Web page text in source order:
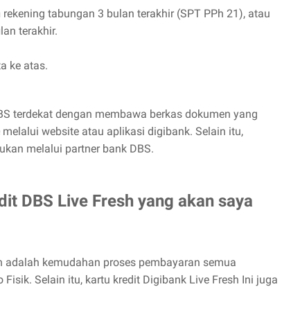
tabungan 3 bulan terakhir (SPT PPh 21), atau
terakhir.
ke atas.
terdekat dengan membawa berkas dokumen yang
website atau aplikasi digibank. Selain itu,
melalui partner bank DBS.
DBS Live Fresh yang akan saya
kemudahan proses pembayaran semua
Selain itu, kartu kredit Digibank Live Fresh Ini juga